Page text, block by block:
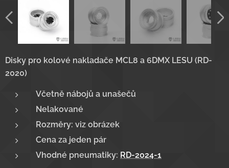
Disky pro kolové nakladače MCL8 a 6DMX LESU (RD-
2020)
Včetně nábojů a unašečů
Nelakované
Rozměry: viz obrázek
Cena za jeden pár
Vhodné pneumatiky: RD-2024-1